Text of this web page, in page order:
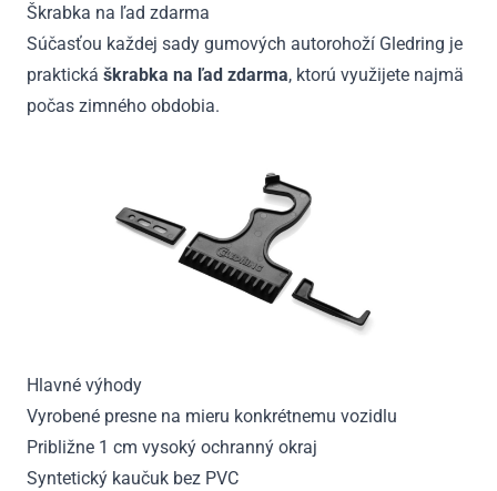
Škrabka na ľad zdarma
Súčasťou každej sady gumových autorohoží Gledring je
praktická škrabka na ľad zdarma, ktorú využijete najmä
počas zimného obdobia.
Hlavné výhody
Vyrobené presne na mieru konkrétnemu vozidlu
Približne 1 cm vysoký ochranný okraj
Syntetický kaučuk bez PVC